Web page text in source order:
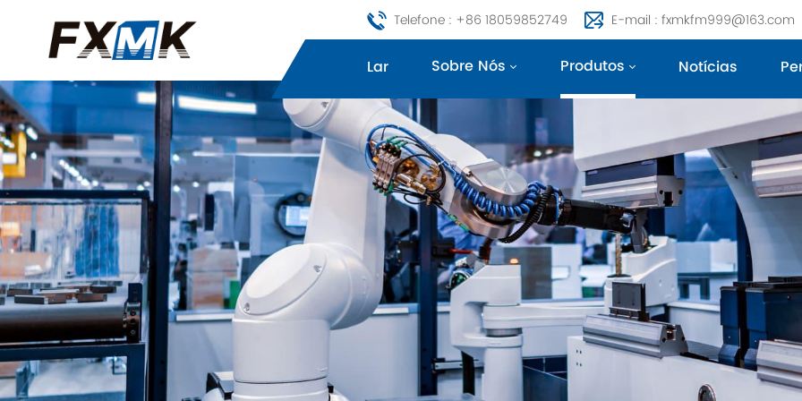
Telefone : +86 18059852749 E-mail : fxmkfm999@163.com
Lar Sobre Nós Produtos Notícias